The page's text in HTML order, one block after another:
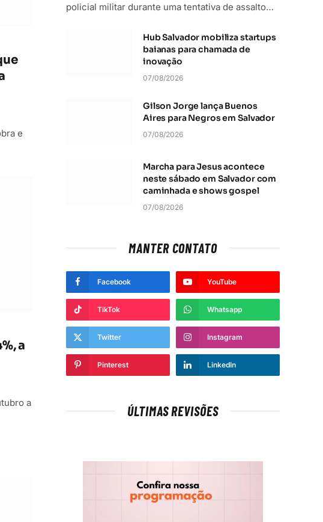
e
a
a
policial militar durante uma tentativa de assalto…
Hub Salvador mobiliza startups
baianas para chamada de
inovação
07/08/2026
Gilson Jorge lança Buenos
Aires para Negros em Salvador
07/08/2026
Marcha para Jesus acontece
neste sábado em Salvador com
caminhada e shows gospel
07/08/2026
MANTER CONTATO
Facebook YouTube
TikTok Whatsapp
Twitter Instagram
Pinterest LinkedIn
ÚLTIMAS REVISÕES